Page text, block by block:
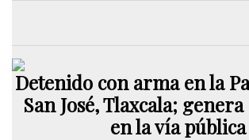
Detenido con arma en la
San José, Tlaxcala;
en la vía pública